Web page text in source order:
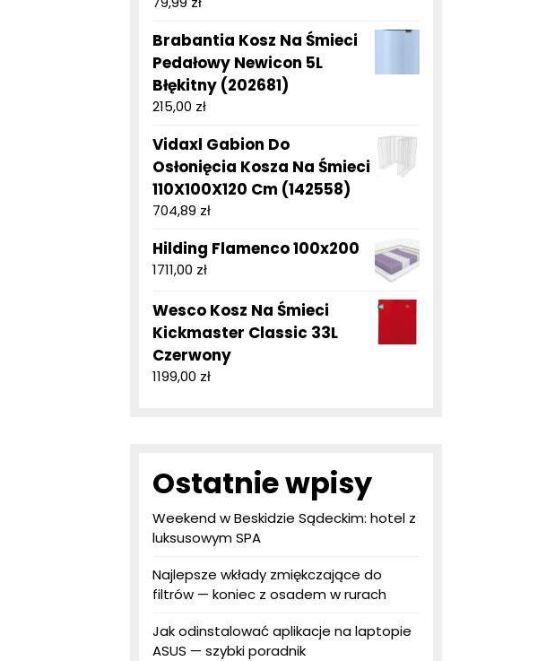
Brabantia Kosz Na Śmieci
Pedałowy Newicon 5L
Błękitny (202681)
215,00 zł
Vidaxl Gabion Do
Osłonięcia Kosza Na Śmieci
110X100X120 Cm (142558)
704,89 zł
Hilding Flamenco 100x200
1711,00 zł
Wesco Kosz Na Śmieci
Kickmaster Classic 33L
Czerwony
1199,00 zł
Ostatnie wpisy
Weekend w Beskidzie Sądeckim: hotel z
luksusowym SPA
Najlepsze wkłady zmiękczające do
filtrów — koniec z osadem w rurach
Jak odinstalować aplikacje na laptopie
ASUS — szybki poradnik